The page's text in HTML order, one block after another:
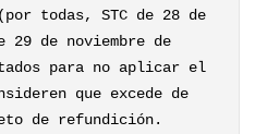
todas, STC de 28 de
29 de noviembre de
para no aplicar el
que excede de
de refundición.